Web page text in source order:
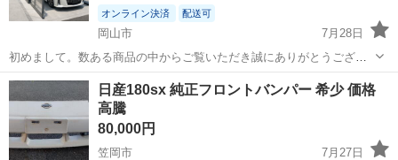
オンライン決済 配送可
岡山市
7月28日
初めまして。数ある商品の中からご覧いただき誠にありがとうござい
ます。 【ご入札前に、必ず在庫確認・お見積り依頼をお願いいたしま
す】 ■ 本商品の特徴 こちらは 折り畳み式カーポート となります。 折
りたたんだ状態...
岡山 岡山市 外装、車外用品 カーポート
日産180sx 純正フロントバンパー 希少 価格
高騰
80,000円
笠岡市
7月27日